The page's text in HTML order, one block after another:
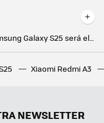
La pantalla del Galaxy S24 Ultra es una de las más resistentes de la historia. Samsung nos enseña su minucioso proceso de fabricación
sobre videojuegos
Xiaomi Redmi A3
NEWSLETTER